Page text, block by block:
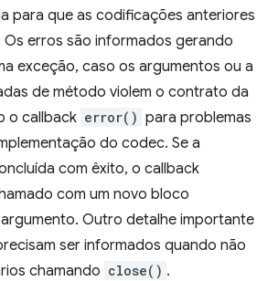
para que as codificações anteriores
Os erros são informados gerando
exceção, caso os argumentos ou a
de método violem o contrato da
o callback error() para problemas
do codec. Se a
com êxito, o callback
com um novo bloco
Outro detalhe importante
ser informados quando não
chamando close() .